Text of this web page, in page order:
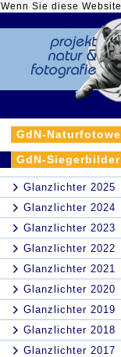
Wenn Sie diese
GdN-
GdN-
Glanzlichter 2025
Glanzlichter 2024
Glanzlichter 2023
Glanzlichter 2022
Glanzlichter 2021
Glanzlichter 2020
Glanzlichter 2019
Glanzlichter 2018
Glanzlichter 2017